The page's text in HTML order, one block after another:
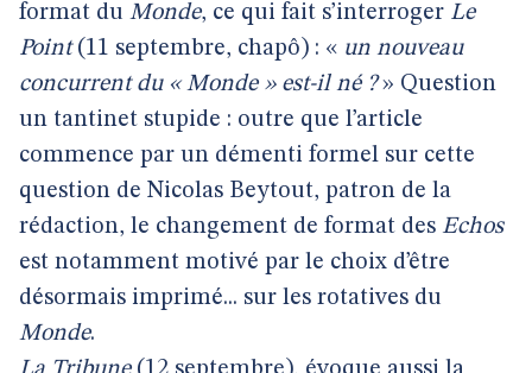
format du Monde, ce qui fait s’interroger Le
Point(11 septembre, chapô) : « un nouveau
concurrent du « Monde » est-il né ?» Question
un tantinet stupide : outre que l’article
commence par un démenti formel sur cette
question de Nicolas Beytout, patron de la
rédaction, le changement de format des Echos
est notamment motivé par le choix d’être
désormais imprimé... sur les rotatives du
Monde.